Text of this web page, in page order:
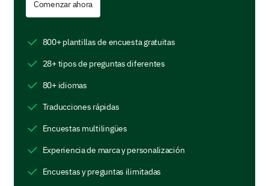
Califica tus expectativas para los siguientes
Opciones: 1 (Muy bajo), 2 (Bajo), 3 (Neutral), 4
Relevancia del contenido
Experiencia del ponente
Interacciones con compañeros
Comenzar ahora
800+ plantillas de encuesta gratuitas
28+ tipos de preguntas diferentes
80+ idiomas
Traducciones rápidas
Encuestas multilingües
Experiencia de marca y personalización
Encuestas y preguntas ilimitadas